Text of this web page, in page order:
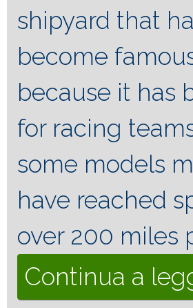
shipyard that
become
because it has
for racing
some models
have reached
over 200 miles
Continua a